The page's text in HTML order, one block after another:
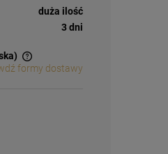
duża ilość
3 dni
formy dostawy